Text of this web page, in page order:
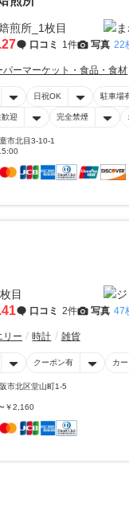
口コミ 1件 写真 22
パーマーケット・食品・食材
日祝OK 駐車場
歓迎 完全禁煙
市北目3-10-1
口コミ 2件 写真 47
リー 時計 雑貨
クーポン有 カ
市北区堂山町1-5
￥2,160